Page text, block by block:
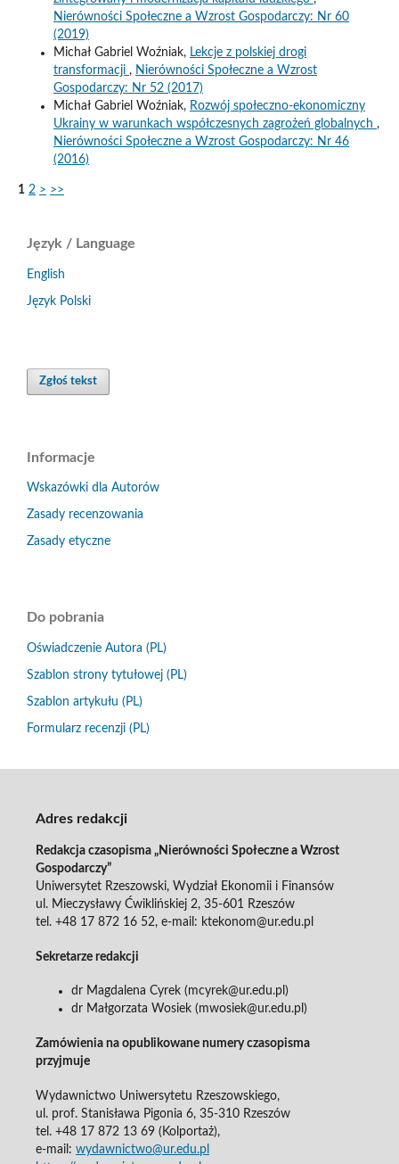
Nierówności Społeczne a Wzrost Gospodarczy: Nr 60
(2019)
Michał Gabriel Woźniak, Lekcje z polskiej drogi
transformacji , Nierówności Społeczne a Wzrost
Gospodarczy: Nr 52 (2017)
Michał Gabriel Woźniak, Rozwój społeczno-ekonomiczny
Ukrainy w warunkach współczesnych zagrożeń globalnych ,
Nierówności Społeczne a Wzrost Gospodarczy: Nr 46
(2016)
1 2 > >>
Język / Language
English
Język Polski
Zgłoś tekst
Informacje
Wskazówki dla Autorów
Zasady recenzowania
Zasady etyczne
Do pobrania
Oświadczenie Autora (PL)
Szablon strony tytułowej (PL)
Szablon artykułu (PL)
Formularz recenzji (PL)
Adres redakcji
Redakcja czasopisma „Nierówności Społeczne a Wzrost
Gospodarczy”
Uniwersytet Rzeszowski, Wydział Ekonomii i Finansów
ul. Mieczysławy Ćwiklińskiej 2, 35-601 Rzeszów
tel. +48 17 872 16 52, e-mail: ktekonom@ur.edu.pl
Sekretarze redakcji
dr Magdalena Cyrek (mcyrek@ur.edu.pl)
dr Małgorzata Wosiek (mwosiek@ur.edu.pl)
Zamówienia na opublikowane numery czasopisma
przyjmuje
Wydawnictwo Uniwersytetu Rzeszowskiego,
ul. prof. Stanisława Pigonia 6, 35-310 Rzeszów
tel. +48 17 872 13 69 (Kolportaż),
e-mail: wydawnictwo@ur.edu.pl